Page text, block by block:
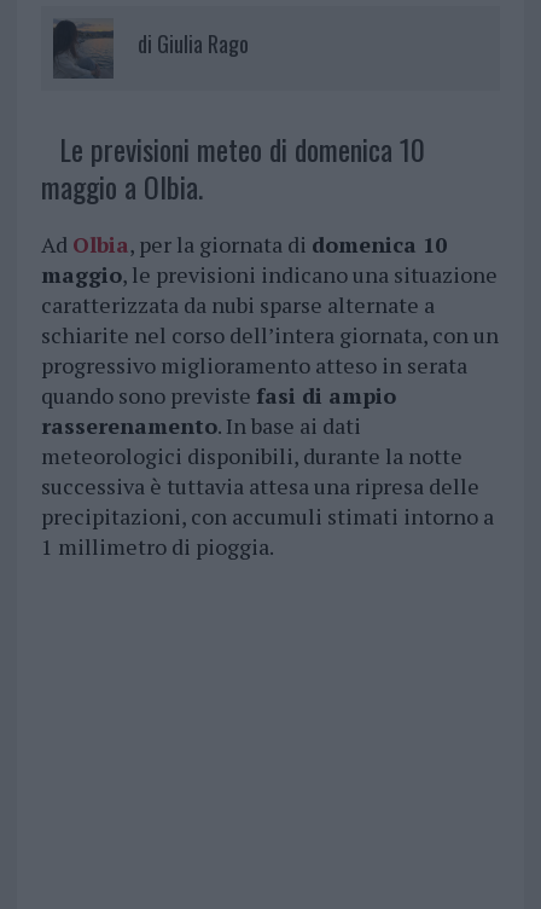
di Giulia Rago
Le previsioni meteo di domenica 10
maggio a Olbia.
Ad Olbia, per la giornata di domenica 10
maggio, le previsioni indicano una situazione
caratterizzata da nubi sparse alternate a
schiarite nel corso dell’intera giornata, con un
progressivo miglioramento atteso in serata
quando sono previste fasi di ampio
rasserenamento. In base ai dati
meteorologici disponibili, durante la notte
successiva è tuttavia attesa una ripresa delle
precipitazioni, con accumuli stimati intorno a
1 millimetro di pioggia.